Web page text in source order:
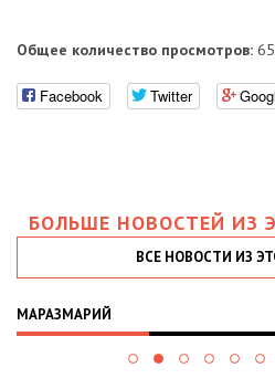
Общее количество просмотров:
Facebook Twitter
БОЛЬШЕ НОВОСТЕЙ ИЗ
ВСЕ НОВОСТИ ИЗ
МАРАЗМАРИЙ